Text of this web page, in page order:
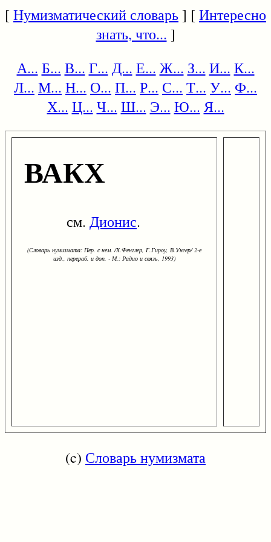
[Нумизматический словарь] [Интересно
знать, что... ]
А... Б... В... Г... Д... Е... Ж... З... И... К...
Л... М... Н... О... П... Р... С... Т... У... Ф...
Х... Ц... Ч... Ш... Э... Ю... Я...
ВАКХ
см. Дионис.
(Словарь нумизмата: Пер. с нем. /Х.Фенглер, Г.Гироу, В.Унгер/ 2-е
изд., перераб. и доп. - М.: Радио и связь, 1993)
(c) Словарь нумизмата